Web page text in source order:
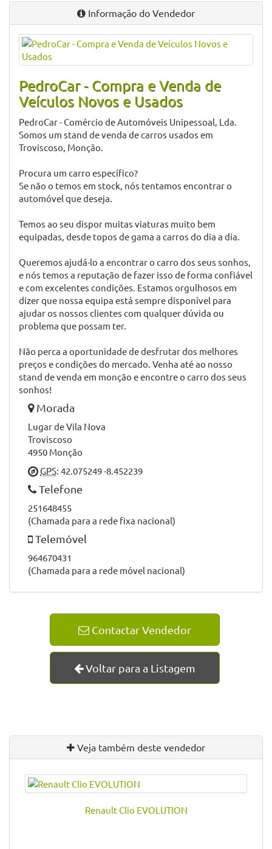
Informação do Vendedor
PedroCar - Compra e Venda de
Veículos Novos e Usados
PedroCar - Comércio de Automóveis Unipessoal, Lda.
Somos um stand de venda de carros usados em
Troviscoso, Monção.
Procura um carro específico?
Se não o temos em stock, nós tentamos encontrar o
automóvel que deseja.
Temos ao seu dispor muitas viaturas muito bem
equipadas, desde topos de gama a carros do dia a dia.
Queremos ajudá-lo a encontrar o carro dos seus sonhos,
e nós temos a reputação de fazer isso de forma confiável
e com excelentes condições. Estamos orgulhosos em
dizer que nossa equipa está sempre disponível para
ajudar os nossos clientes com qualquer dúvida ou
problema que possam ter.
Não perca a oportunidade de desfrutar dos melhores
preços e condições do mercado. Venha até ao nosso
stand de venda em monção e encontre o carro dos seus
sonhos!
Morada
Lugar de Vila Nova
Troviscoso
4950 Monção
GPS: 42.075249 -8.452239
Telefone
251648455
(Chamada para a rede fixa nacional)
Telemóvel
964670431
(Chamada para a rede móvel nacional)
Contactar Vendedor
Voltar para a Listagem
Veja também deste vendedor
Renault Clio EVOLUTION